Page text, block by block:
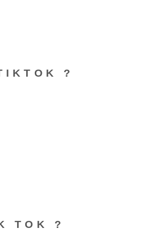
?
TOK ?